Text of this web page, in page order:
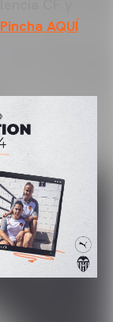
Pincha AQUÍ